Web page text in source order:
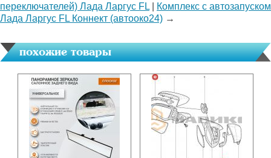
переключателей) Лада Ларгус FL
Комплекс с автозапуском
Лада Ларгус FL Коннект (автооко24) →
похожие товары